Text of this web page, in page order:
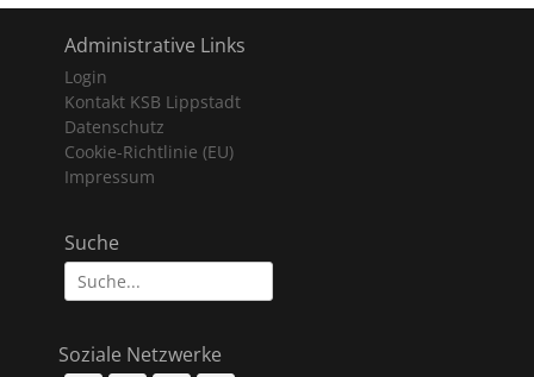
Administrative Links
Login
Kontakt KSB Lippstadt
Datenschutz
Cookie-Richtlinie (EU)
Impressum
Suche
Suche
nach:
Soziale Netzwerke